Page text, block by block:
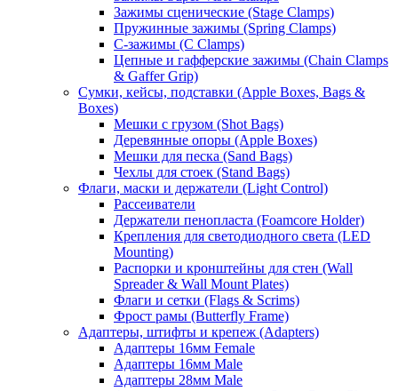
Зажимы сценические (Stage Clamps)
Пружинные зажимы (Spring Clamps)
С-зажимы (C Clamps)
Цепные и гафферские зажимы (Chain Clamps
& Gaffer Grip)
Сумки, кейсы, подставки (Apple Boxes, Bags &
Boxes)
Мешки с грузом (Shot Bags)
Деревянные опоры (Apple Boxes)
Мешки для песка (Sand Bags)
Чехлы для стоек (Stand Bags)
Флаги, маски и держатели (Light Control)
Рассеиватели
Держатели пенопласта (Foamcore Holder)
Крепления для светодиодного света (LED
Mounting)
Распорки и кронштейны для стен (Wall
Spreader & Wall Mount Plates)
Флаги и сетки (Flags & Scrims)
Фрост рамы (Butterfly Frame)
Адаптеры, штифты и крепеж (Adapters)
Адаптеры 16мм Female
Адаптеры 16мм Male
Адаптеры 28мм Male